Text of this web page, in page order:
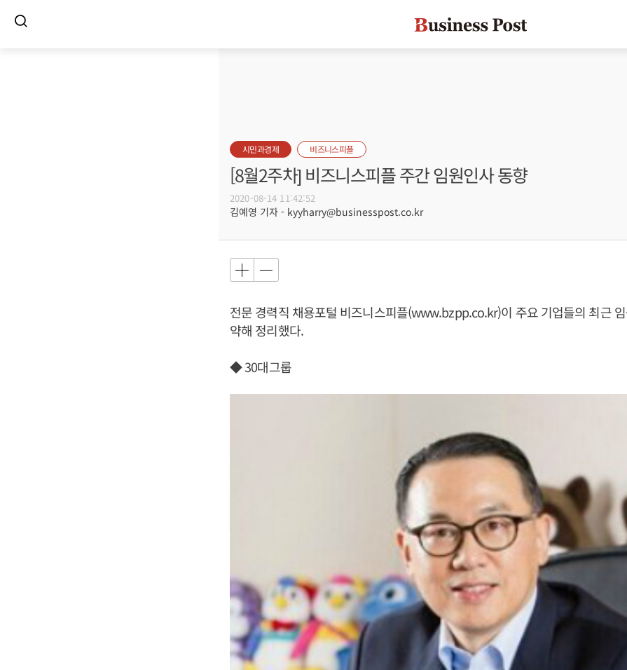
시민과경제 비즈니스피플
[8월2주차] 비즈니스피플 주간 임원인사 동향
2020-08-14 11:42:52
김예영 기자 - kyyharry@businesspost.co.kr
전문 경력직 채용포털 비즈니스피플(www.bzpp.co.kr)이 주요 기업들의 최근
약해 정리했다.
◆ 30대그룹